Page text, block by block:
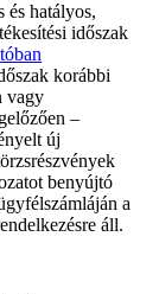
és hatályos,
időszak
korábbi
vagy
–
új
benyújtó
a
áll.